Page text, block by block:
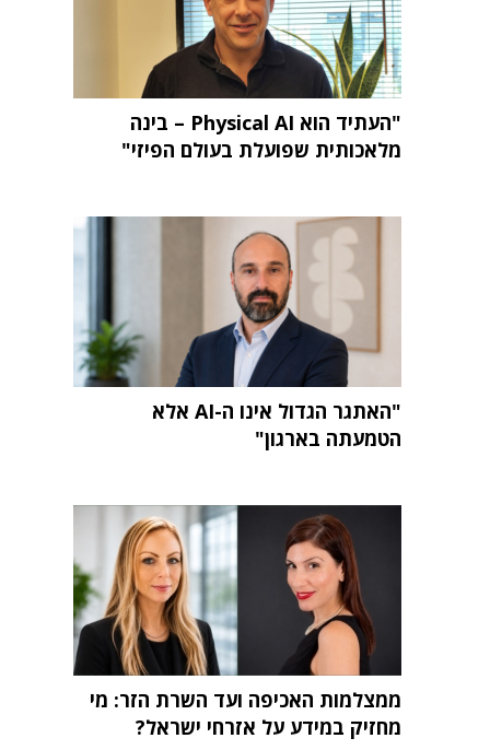
"העתיד הוא Physical AI – בינה
מלאכותית שפועלת בעולם הפיזי"
"האתגר הגדול אינו ה-AI אלא
הטמעתה בארגון"
ממצלמות האכיפה ועד השרת הזר: מי
מחזיק במידע על אזרחי ישראל?